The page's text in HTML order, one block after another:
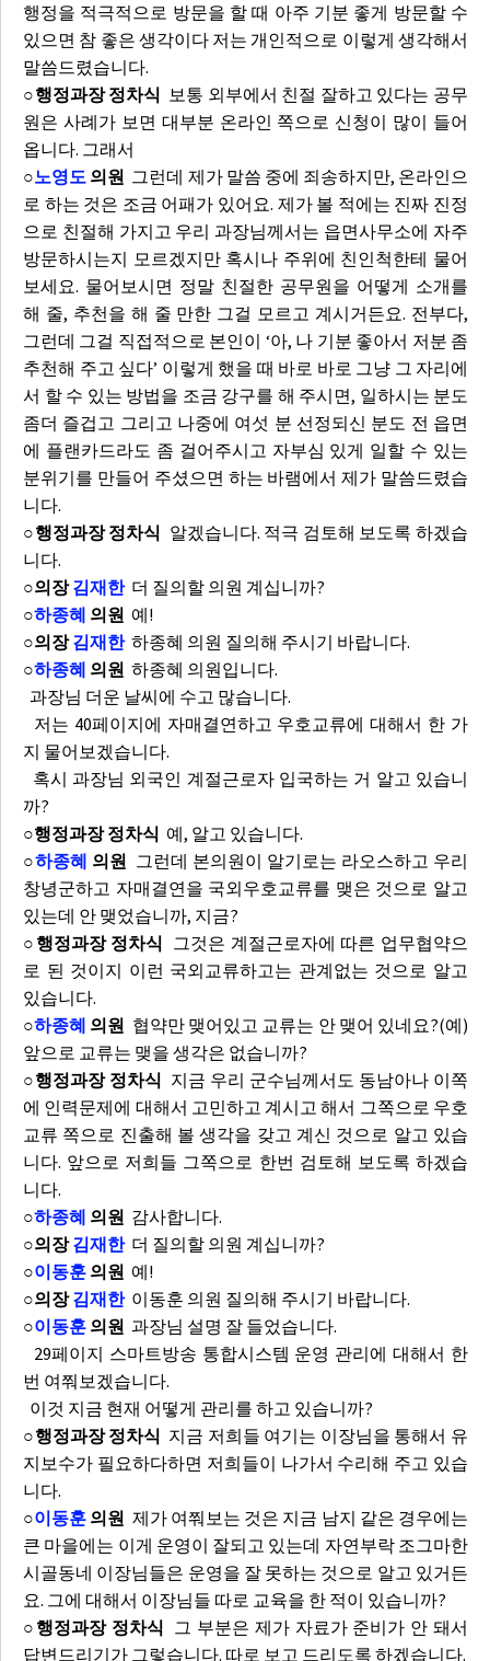
행정을 적극적으로 방문을 할 때 아주 기분 좋게 방문할 수
있으면 참 좋은 생각이다 저는 개인적으로 이렇게 생각해서
말씀드렸습니다.
○행정과장 정차식 보통 외부에서 친절 잘하고 있다는 공무
원은 사례가 보면 대부분 온라인 쪽으로 신청이 많이 들어
옵니다. 그래서
○노영도 의원 그런데 제가 말씀 중에 죄송하지만, 온라인으
로 하는 것은 조금 어패가 있어요. 제가 볼 적에는 진짜 진정
으로 친절해 가지고 우리 과장님께서는 읍면사무소에 자주
방문하시는지 모르겠지만 혹시나 주위에 친인척한테 물어
보세요. 물어보시면 정말 친절한 공무원을 어떻게 소개를
해 줄, 추천을 해 줄 만한 그걸 모르고 계시거든요. 전부다,
그런데 그걸 직접적으로 본인이 ‘아, 나 기분 좋아서 저분 좀
추천해 주고 싶다’ 이렇게 했을 때 바로 바로 그냥 그 자리에
서 할 수 있는 방법을 조금 강구를 해 주시면, 일하시는 분도
좀더 즐겁고 그리고 나중에 여섯 분 선정되신 분도 전 읍면
에 플랜카드라도 좀 걸어주시고 자부심 있게 일할 수 있는
분위기를 만들어 주셨으면 하는 바램에서 제가 말씀드렸습
니다.
○행정과장 정차식 알겠습니다. 적극 검토해 보도록 하겠습
니다.
○의장김재한더 질의할 의원 계십니까?
○하종혜 의원 예!
○의장김재한하종혜 의원 질의해 주시기 바랍니다.
○하종혜 의원 하종혜 의원입니다.
과장님 더운 날씨에 수고 많습니다.
저는 40페이지에 자매결연하고 우호교류에 대해서 한 가
지 물어보겠습니다.
혹시 과장님 외국인 계절근로자 입국하는 거 알고 있습니
까?
○행정과장 정차식 예, 알고 있습니다.
○하종혜 의원 그런데 본의원이 알기로는 라오스하고 우리
창녕군하고 자매결연을 국외우호교류를 맺은 것으로 알고
있는데 안 맺었습니까, 지금?
○행정과장 정차식 그것은 계절근로자에 따른 업무협약으
로 된 것이지 이런 국외교류하고는 관계없는 것으로 알고
있습니다.
○하종혜 의원 협약만 맺어있고 교류는 안 맺어 있네요?(예)
앞으로 교류는 맺을 생각은 없습니까?
○행정과장 정차식 지금 우리 군수님께서도 동남아나 이쪽
에 인력문제에 대해서 고민하고 계시고 해서 그쪽으로 우호
교류 쪽으로 진출해 볼 생각을 갖고 계신 것으로 알고 있습
니다. 앞으로 저희들 그쪽으로 한번 검토해 보도록 하겠습
니다.
○하종혜 의원 감사합니다.
○의장김재한더 질의할 의원 계십니까?
○이동훈 의원 예!
○의장김재한이동훈 의원 질의해 주시기 바랍니다.
○이동훈 의원 과장님 설명 잘 들었습니다.
29페이지 스마트방송 통합시스템 운영 관리에 대해서 한
번 여쭤보겠습니다.
이것 지금 현재 어떻게 관리를 하고 있습니까?
○행정과장 정차식 지금 저희들 여기는 이장님을 통해서 유
지보수가 필요하다하면 저희들이 나가서 수리해 주고 있습
니다.
○이동훈 의원 제가 여쭤보는 것은 지금 남지 같은 경우에는
큰 마을에는 이게 운영이 잘되고 있는데 자연부락 조그마한
시골동네 이장님들은 운영을 잘 못하는 것으로 알고 있거든
요. 그에 대해서 이장님들 따로 교육을 한 적이 있습니까?
○행정과장 정차식 그 부분은 제가 자료가 준비가 안 돼서
답변드리기가 그렇습니다. 따로 보고 드리도록 하겠습니다.